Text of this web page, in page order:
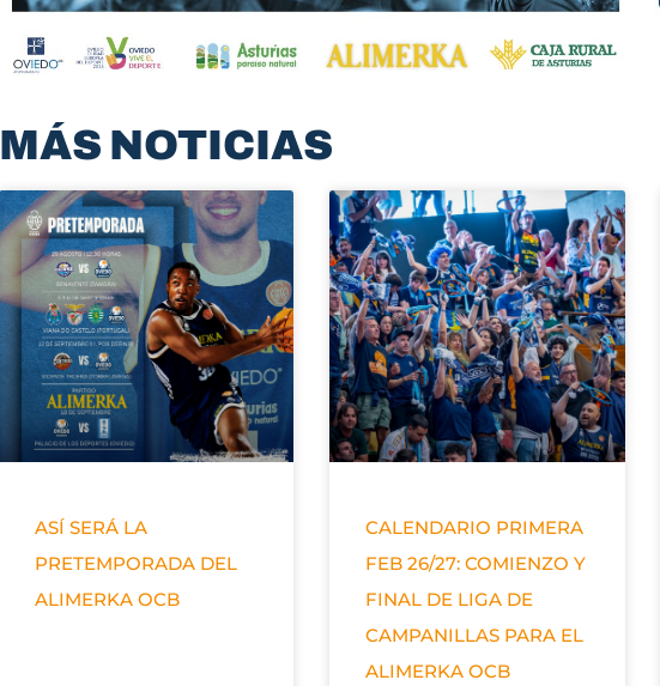
MÁS NOTICIAS
ASÍ SERÁ LA
PRETEMPORADA DEL
ALIMERKA OCB
CALENDARIO PRIMERA
FEB 26/27: COMIENZO Y
FINAL DE LIGA DE
CAMPANILLAS PARA EL
ALIMERKA OCB